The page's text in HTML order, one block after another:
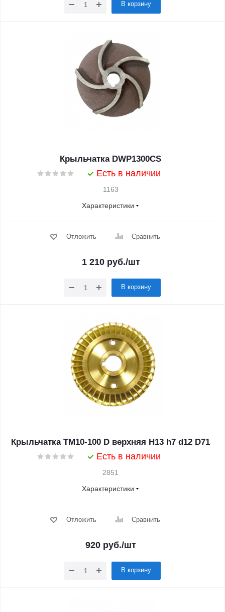
В корзину
Крыльчатка DWP1300CS
Есть в наличии
1163
Характеристики
Отложить Сравнить
1 210руб./шт
В корзину
Крыльчатка ТМ10-100 D верхняя H13 h7 d12 D71
Есть в наличии
2851
Характеристики
Отложить Сравнить
920 руб./шт
В корзину